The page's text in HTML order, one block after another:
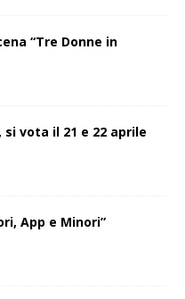
“Tre Donne in
vota il 21 e 22 aprile
App e Minori”